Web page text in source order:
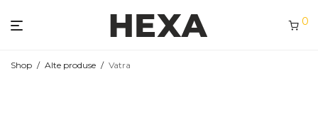
0
Shop / Alte produse / Vatra